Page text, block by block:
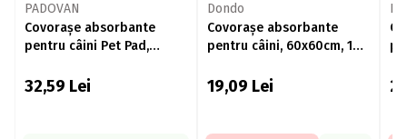
PADOVAN
Covorașe absorbante
pentru câini Pet Pad,
32,59 Lei
Dondo
Covorașe absorbante
pentru câini, 60x60cm, 10
19,09 Lei